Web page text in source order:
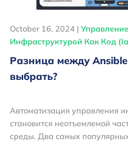
October 16, 2024 |
Инфраструктурой Как Код
Разница между
выбрать?
Автоматизация управления
становится неотъемлемой
среды. Два самых